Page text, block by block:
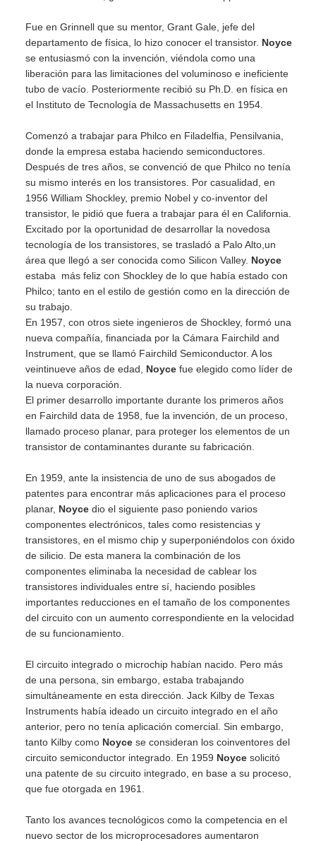
Fue en Grinnell que su mentor, Grant Gale, jefe del
departamento de física, lo hizo conocer el transistor. Noyce
se entusiasmó con la invención, viéndola como una
liberación para las limitaciones del voluminoso e ineficiente
tubo de vacío. Posteriormente recibió su Ph.D. en física en
el Instituto de Tecnología de Massachusetts en 1954.
Comenzó a trabajar para Philco en Filadelfia, Pensilvania,
donde la empresa estaba haciendo semiconductores.
Después de tres años, se convenció de que Philco no tenía
su mismo interés en los transistores. Por casualidad, en
1956 William Shockley, premio Nobel y co-inventor del
transistor, le pidió que fuera a trabajar para él en California.
Excitado por la oportunidad de desarrollar la novedosa
tecnología de los transistores, se trasladó a Palo Alto,un
área que llegó a ser conocida como Silicon Valley. Noyce
estaba más feliz con Shockley de lo que había estado con
Philco; tanto en el estilo de gestión como en la dirección de
su trabajo.
En 1957, con otros siete ingenieros de Shockley, formó una
nueva compañía, financiada por la Cámara Fairchild and
Instrument, que se llamó Fairchild Semiconductor. A los
veintinueve años de edad, Noyce fue elegido como líder de
la nueva corporación.
El primer desarrollo importante durante los primeros años
en Fairchild data de 1958, fue la invención, de un proceso,
llamado proceso planar, para proteger los elementos de un
transistor de contaminantes durante su fabricación.
En 1959, ante la insistencia de uno de sus abogados de
patentes para encontrar más aplicaciones para el proceso
planar, Noyce dio el siguiente paso poniendo varios
componentes electrónicos, tales como resistencias y
transistores, en el mismo chip y superponiéndolos con óxido
de silicio. De esta manera la combinación de los
componentes eliminaba la necesidad de cablear los
transistores individuales entre sí, haciendo posibles
importantes reducciones en el tamaño de los componentes
del circuito con un aumento correspondiente en la velocidad
de su funcionamiento.
El circuito integrado o microchip habían nacido. Pero más
de una persona, sin embargo, estaba trabajando
simultáneamente en esta dirección. Jack Kilby de Texas
Instruments había ideado un circuito integrado en el año
anterior, pero no tenía aplicación comercial. Sin embargo,
tanto Kilby como Noyce se consideran los coinventores del
circuito semiconductor integrado. En 1959 Noyce solicitó
una patente de su circuito integrado, en base a su proceso,
que fue otorgada en 1961.
Tanto los avances tecnológicos como la competencia en el
nuevo sector de los microprocesadores aumentaron